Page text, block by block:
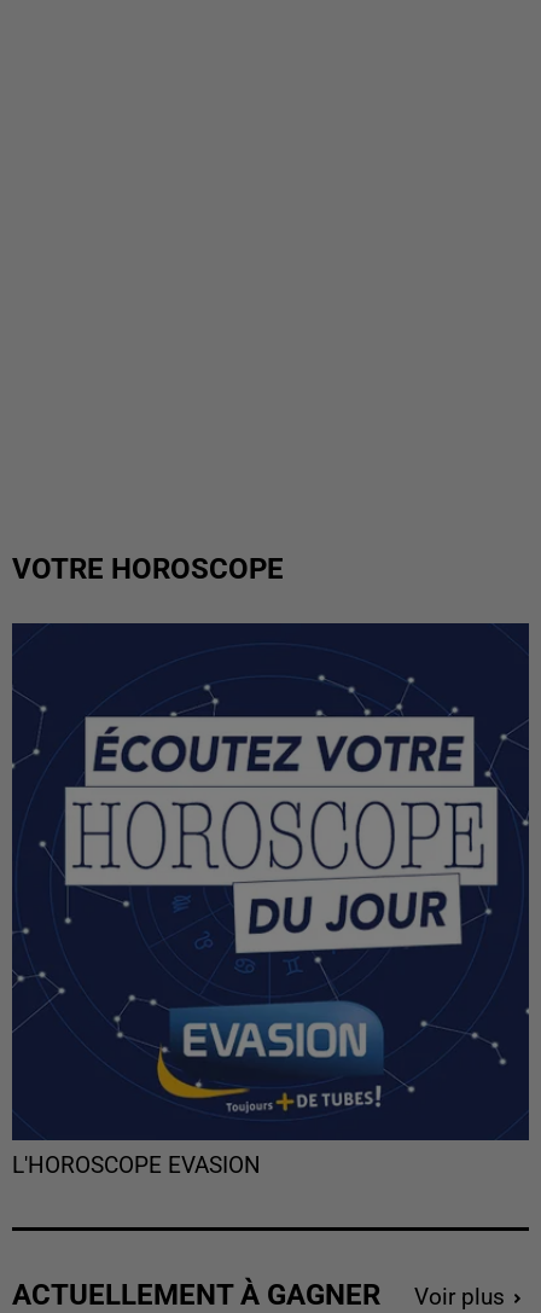
VOTRE HOROSCOPE
L'HOROSCOPE EVASION
ACTUELLEMENT À GAGNER Voir plus